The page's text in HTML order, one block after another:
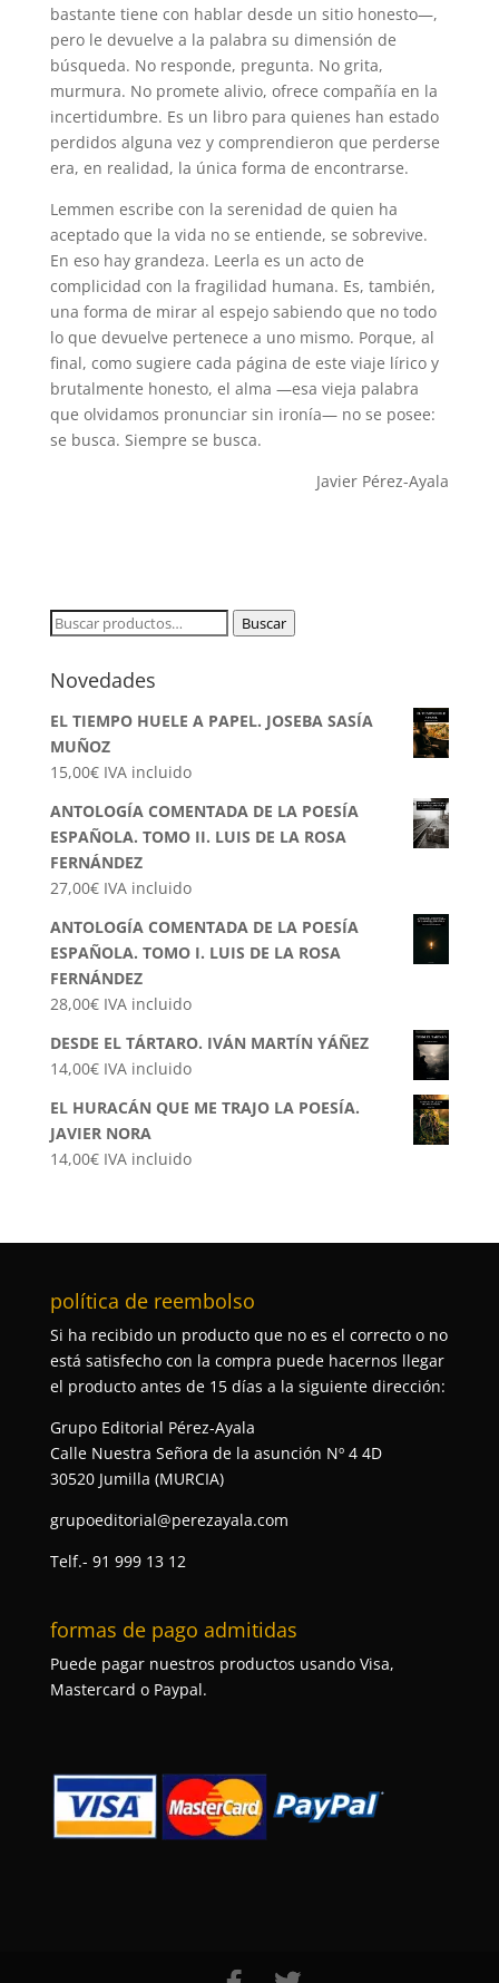
bastante tiene con hablar desde un sitio honesto—,
pero le devuelve a la palabra su dimensión de
búsqueda. No responde, pregunta. No grita,
murmura. No promete alivio, ofrece compañía en la
incertidumbre. Es un libro para quienes han estado
perdidos alguna vez y comprendieron que perderse
era, en realidad, la única forma de encontrarse.
Lemmen escribe con la serenidad de quien ha
aceptado que la vida no se entiende, se sobrevive.
En eso hay grandeza. Leerla es un acto de
complicidad con la fragilidad humana. Es, también,
una forma de mirar al espejo sabiendo que no todo
lo que devuelve pertenece a uno mismo. Porque, al
final, como sugiere cada página de este viaje lírico y
brutalmente honesto, el alma —esa vieja palabra
que olvidamos pronunciar sin ironía— no se posee:
se busca. Siempre se busca.
Javier Pérez-Ayala
Buscar
Buscar
Novedades
EL TIEMPO HUELE A PAPEL. JOSEBA SASÍA
MUÑOZ
15,00€ IVA incluido
ANTOLOGÍA COMENTADA DE LA POESÍA
ESPAÑOLA. TOMO II. LUIS DE LA ROSA
FERNÁNDEZ
27,00€ IVA incluido
ANTOLOGÍA COMENTADA DE LA POESÍA
ESPAÑOLA. TOMO I. LUIS DE LA ROSA
FERNÁNDEZ
28,00€ IVA incluido
DESDE EL TÁRTARO. IVÁN MARTÍN YÁÑEZ
14,00€ IVA incluido
EL HURACÁN QUE ME TRAJO LA POESÍA.
JAVIER NORA
14,00€ IVA incluido
política de reembolso
Si ha recibido un producto que no es el correcto o no
está satisfecho con la compra puede hacernos llegar
el producto antes de 15 días a la siguiente dirección:
Grupo Editorial Pérez-Ayala
Calle Nuestra Señora de la asunción Nº 4 4D
30520 Jumilla (MURCIA)
grupoeditorial@perezayala.com
Telf.- 91 999 13 12
formas de pago admitidas
Puede pagar nuestros productos usando Visa,
Mastercard o Paypal.